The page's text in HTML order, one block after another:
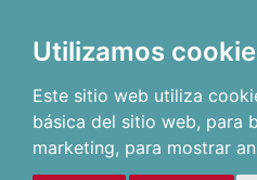
Utilizamos
Este sitio web utiliza
básica del sitio web, para
marketing, para mostrar